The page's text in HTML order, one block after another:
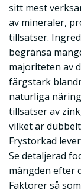
sitt mest
av mineraler,
tillsatser.
begränsa
majoriteten av
färgstark
naturliga
tillsatser av
vilket är
Frystorkad
Se detaljerad
mängden efter
Faktorer så